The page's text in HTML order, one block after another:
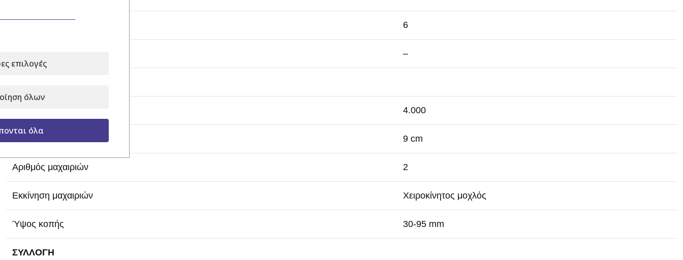
6
–
4.000
9 cm
Αριθμός μαχαιριών 2
Εκκίνηση μαχαιριών Χειροκίνητος μοχλός
Ύψος κοπής 30-95 mm
ΣΥΛΛΟΓΗ
επιλογές
όλων
όλα